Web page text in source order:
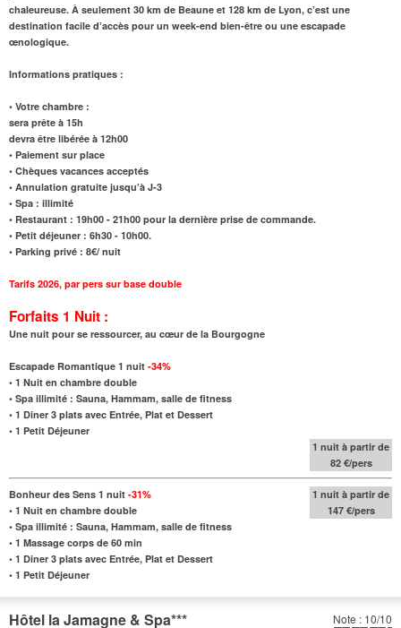
chaleureuse. À seulement 30 km de Beaune et 128 km de Lyon, c’est une
destination facile d’accès pour un week-end bien-être ou une escapade
œnologique.
Informations pratiques :
• Votre chambre :
sera prête à 15h
devra être libérée à 12h00
• Paiement sur place
• Chèques vacances acceptés
• Annulation gratuite jusqu’à J-3
• Spa : illimité
• Restaurant : 19h00 - 21h00 pour la dernière prise de commande.
• Petit déjeuner : 6h30 - 10h00.
• Parking privé : 8€/ nuit
Tarifs 2026, par pers sur base double
Forfaits 1 Nuit :
Une nuit pour se ressourcer, au cœur de la Bourgogne
Escapade Romantique 1 nuit -34%
• 1 Nuit en chambre double
• Spa illimité : Sauna, Hammam, salle de fitness
• 1 Diner 3 plats avec Entrée, Plat et Dessert
• 1 Petit Déjeuner
1 nuit à partir de
82 €/pers
Bonheur des Sens 1 nuit -31%
• 1 Nuit en chambre double
• Spa illimité : Sauna, Hammam, salle de fitness
• 1 Massage corps de 60 min
• 1 Diner 3 plats avec Entrée, Plat et Dessert
• 1 Petit Déjeuner
1 nuit à partir de
147 €/pers
Note : 10/10
Hôtel la Jamagne & Spa***